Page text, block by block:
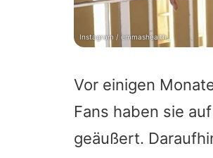
Vor einigen
Fans haben sie
geäußert.
Instagram / emmashealth_